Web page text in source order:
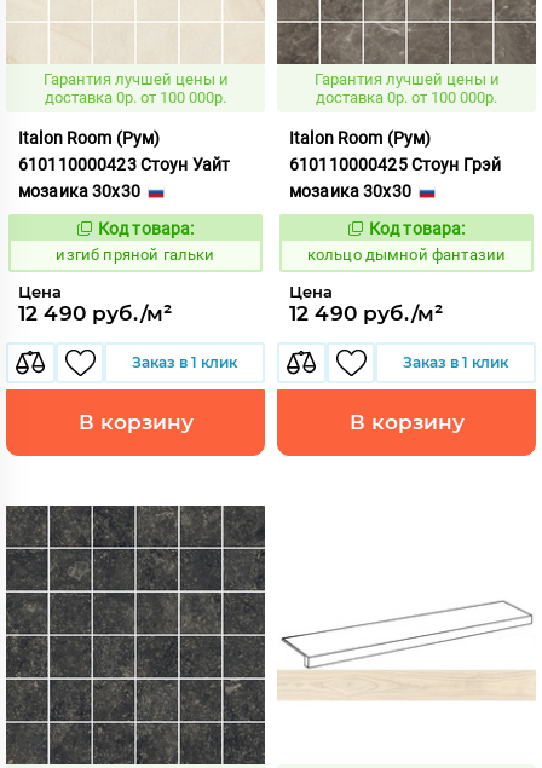
Гарантия лучшей цены и
доставка 0р. от 100 000р.
Italon Room (Рум)
610110000423 Стоун Уайт
мозаика 30x30
571765
Код товара:
изгиб пряной гальки
Цена
12 490 руб./м²
Заказ в 1 клик
В корзину
Гарантия лучшей цены и
доставка 0р. от 100 000р.
Italon Room (Рум)
610110000425 Стоун Грэй
мозаика 30x30
737737
Код товара:
кольцо дымной фантазии
Цена
12 490 руб./м²
Заказ в 1 клик
В корзину